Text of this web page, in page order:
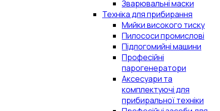
Зварювальні маски
Техніка для прибирання
Мийки високого тиску
Пилососи промислові
Підлогомийні машини
Професійні
парогенератори
Аксесуари та
комплектуючі для
прибиральної техніки